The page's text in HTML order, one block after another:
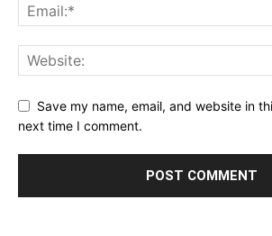
Save my name, email, and website in
next time I comment.